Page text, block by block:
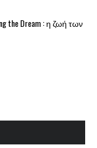
the Dream : η ζωή των